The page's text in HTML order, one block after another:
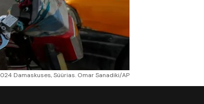
Damaskuses, Süürias. Omar Sanadiki/AP